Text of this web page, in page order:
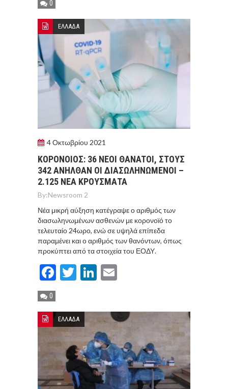
0
ΕΛΛΑΔΑ
4 Οκτωβρίου 2021
ΚΟΡΟΝΟΙΟΣ: 36 NEOI ΘANATOI, ΣΤΟΥΣ
342 ΑΝΗΛΘΑΝ ΟΙ ΔΙΑΣΩΛΗΝΩΜΕΝΟΙ –
2.125 ΝΕΑ ΚΡΟΥΣΜΑΤΑ
By:Newsroom 2
Νέα μικρή αύξηση κατέγραψε ο αριθμός των
διασωληνωμένων ασθενών με κορονοϊό το
τελευταίο 24ωρο, ενώ σε υψηλά επίπεδα
παραμένει και ο αριθμός των θανόντων, όπως
προκύπτει από τα στοιχεία του ΕΟΔΥ.
Facebook
TwitterLinkedIn
0
ΕΛΛΑΔΑ